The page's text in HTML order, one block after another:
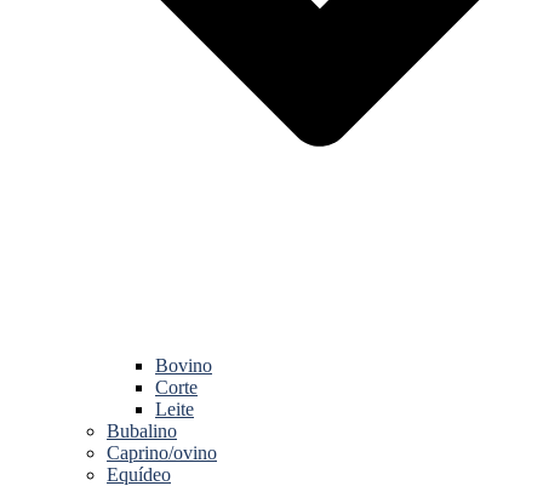
Bovino
Corte
Leite
Bubalino
Caprino/ovino
Equídeo